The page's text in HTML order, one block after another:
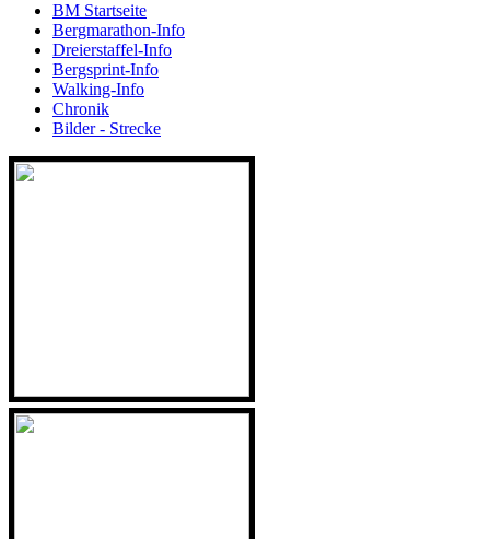
BM Startseite
Bergmarathon-Info
Dreierstaffel-Info
Bergsprint-Info
Walking-Info
Chronik
Bilder - Strecke